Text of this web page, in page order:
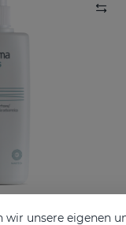
wir unsere eigenen